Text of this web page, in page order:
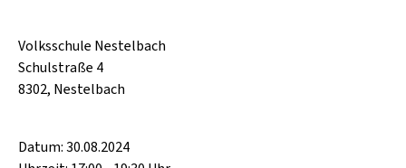
Volksschule Nestelbach
Schulstraße 4
8302, Nestelbach
Datum: 30.08.2024